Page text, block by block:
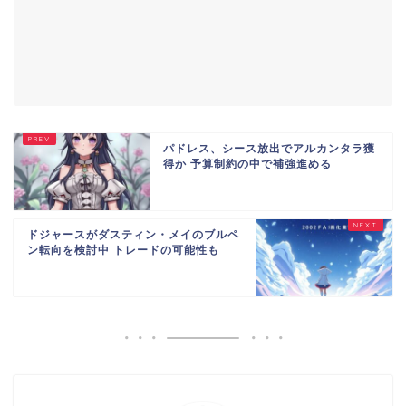
パドレス、シース放出でアルカンタラ獲
得か 予算制約の中で補強進める
ドジャースがダスティン・メイのブルペ
ン転向を検討中 トレードの可能性も